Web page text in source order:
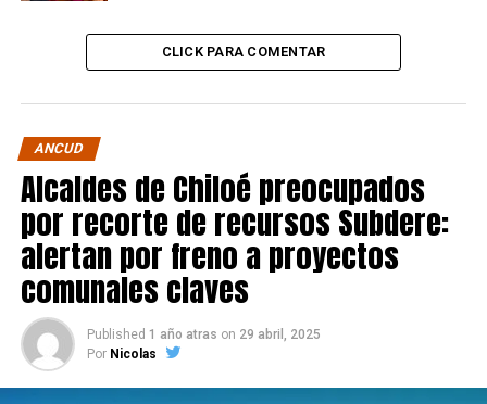
CLICK PARA COMENTAR
ANCUD
Alcaldes de Chiloé preocupados
por recorte de recursos Subdere:
alertan por freno a proyectos
comunales claves
Published 1 año atras on 29 abril, 2025
Por Nicolas